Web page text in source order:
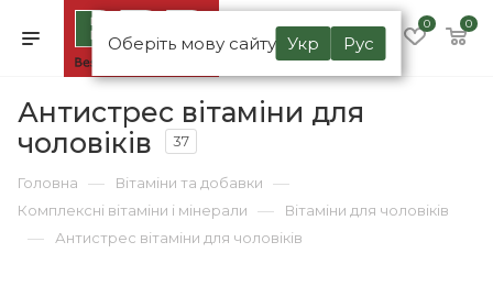
Оберіть мову сайту Укр Рус
0 0
Антистрес вітаміни для
чоловіків
37
Головна — Вітаміни та добавки —
Комплексні вітаміни і мінерали — Вітаміни для чоловіків
— Антистрес вітаміни для чоловіків